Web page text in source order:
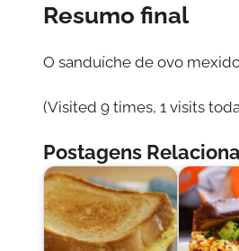
Resumo final
O sanduíche de ovo
(Visited 9 times, 1 visits
Postagens